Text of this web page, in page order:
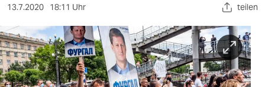
sport
berlin
13.7.2020 18:11 Uhr teilen